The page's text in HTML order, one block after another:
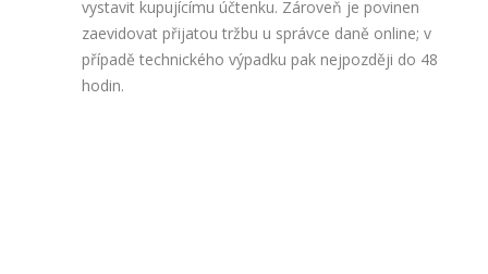
vystavit kupujícímu účtenku. Zároveň je povinen
zaevidovat přijatou tržbu u správce daně online; v
případě technického výpadku pak nejpozději do 48
hodin.